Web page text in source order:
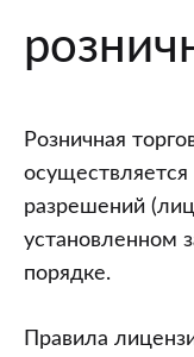
Розничная
разрешений
установленном
порядке.
Правила